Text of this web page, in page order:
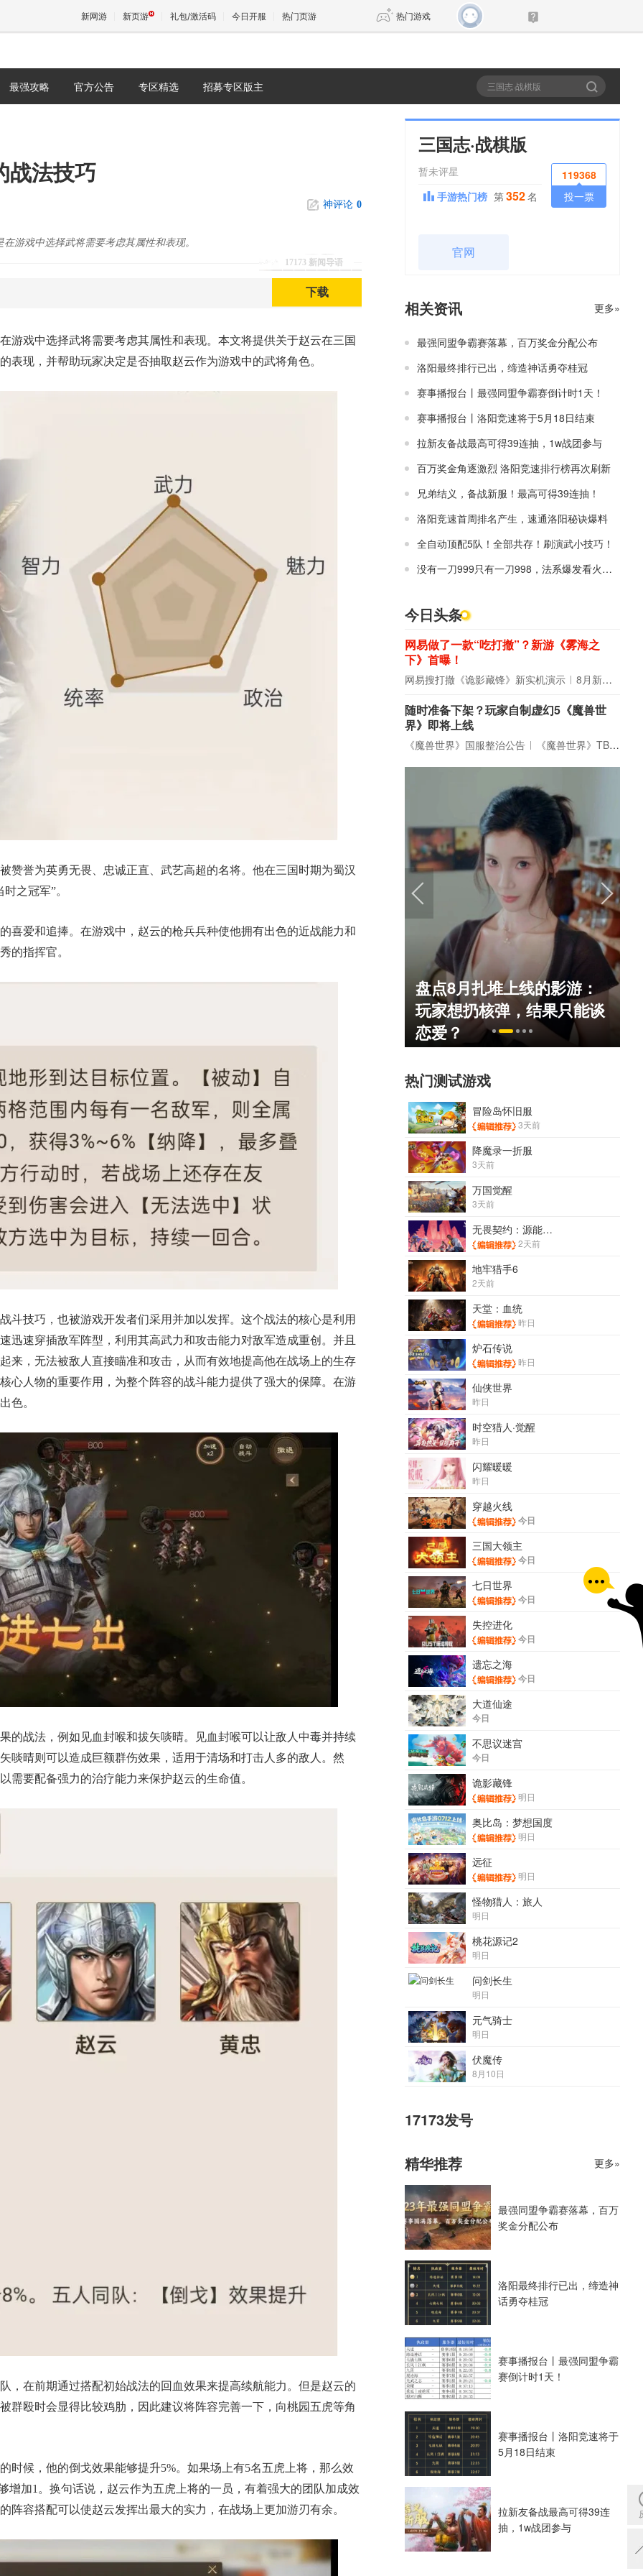
新网游 新页游 礼包/激活码 今日开服 热门页游 热门游戏
新仙侠5
最强攻略 官方公告 专区精选 招募专区版主
战法技巧
神评论 0
17173 新闻导语
游戏中选择武将需要考虑其属性和表现。
下载
游戏中选择武将需要考虑其属性和表现。本文将提供关于赵云在三国
现，并帮助玩家决定是否抽取赵云作为游戏中的武将角色。
赞誉为英勇无畏、忠诚正直、武艺高超的名将。他在三国时期为蜀汉
之冠军”。
喜爱和追捧。在游戏中，赵云的枪兵兵种使他拥有出色的近战能力和
的指挥官。
斗技巧，也被游戏开发者们采用并加以发挥。这个战法的核心是利用
迅速穿插敌军阵型，利用其高武力和攻击能力对敌军造成重创。 并且
来，无法被敌人直接瞄准和攻击，从而有效地提高他在战场上的生存
心人物的重要作用，为整个阵容的战斗能力提供了强大的保障。在游
色。
的战法，例如见血封喉和拔矢啖晴。见血封喉可以让敌人中毒并持续
啖晴则可以造成巨额群伤效果，适用于清场和打击人多的敌人。然
需要配备强力的治疗能力来保护赵云的生命值。
，在前期通过搭配初始战法的回血效果来提高续航能力。但是赵云的
群殴时会显得比较鸡肋，因此建议将阵容完善一下，向桃园五虎等角
时候，他的倒戈效果能够提升5%。如果场上有5名五虎上将，那么效
增加1。换句话说，赵云作为五虎上将的一员，有着强大的团队加成效
容搭配可以使赵云发挥出最大的实力，在战场上更加游刃有余。
三国志·战棋版
暂未评星
119368
投一票
手游热门榜 第352名
官网
相关资讯 更多»
最强同盟争霸赛落幕，百万奖金分配公布
洛阳最终排行已出，缔造神话勇夺桂冠
赛事播报台丨最强同盟争霸赛倒计时1天！
赛事播报台丨洛阳竞速将于5月18日结束
拉新友备战最高可得39连抽，1w战团参与
百万奖金角逐激烈 洛阳竞速排行榜再次刷新
兄弟结义，备战新服！最高可得39连抽！
洛阳竞速首周排名产生，速通洛阳秘诀爆料
全自动顶配5队！全部共存！刷演武小技巧！
没有一刀999只有一刀998，法系爆发看火烧！
今日头条
网易做了一款“吃打撤”？新游《雾海之
下》首曝！
网易搜打撤《诡影藏锋》新实机演示 8月新游前瞻：《诡秘之主》领衔
随时准备下架？玩家自制虚幻5《魔兽世
界》即将上线
《魔兽世界》国服整治公告 《魔兽世界》TBC周年大更：双经典团本回归！
漫谈：从MU开始，为
一看吓一跳：雷死人不偿命
盘点8月扎堆上线的影游：
玩家想扔核弹，结果只能谈
恋爱？
热门测试游戏
冒险岛怀旧服
3天前
降魔录一折服
3天前
万国觉醒
3天前
无畏契约：源能行动
2天前
地牢猎手6
2天前
天堂：血统
昨日
炉石传说
昨日
仙侠世界
昨日
时空猎人·觉醒
昨日
闪耀暖暖
昨日
穿越火线
今日
三国大领主
今日
七日世界
今日
失控进化
今日
遗忘之海
今日
大道仙途
今日
不思议迷宫
今日
诡影藏锋
明日
奥比岛：梦想国度
明日
远征
明日
怪物猎人：旅人
明日
桃花源记2
明日
问剑长生
明日
元气骑士
明日
伏魔传
8月10日
17173发号
精华推荐 更多»
最强同盟争霸赛落幕，百万
奖金分配公布
洛阳最终排行已出，缔造神
话勇夺桂冠
赛事播报台丨最强同盟争霸
赛倒计时1天！
赛事播报台丨洛阳竞速将于
5月18日结束
拉新友备战最高可得39连
抽，1w战团参与